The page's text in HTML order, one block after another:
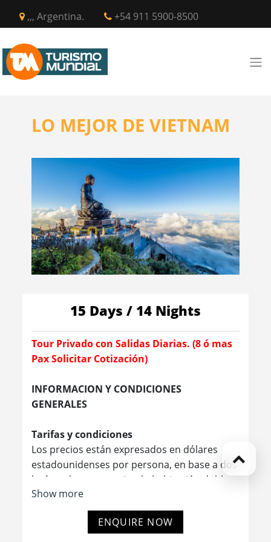
,,, Argentina. +54 911 5900-8500
LO MEJOR DE VIETNAM
15 Days / 14 Nights
Tour Privado con Salidas Diarias. (8 ó mas
Pax Solicitar Cotización)
INFORMACION Y CONDICIONES
GENERALES
Tarifas y condiciones
Los precios están expresados ​​en dólares
estadounidenses por persona, en base a dos
huéspedes compartiendo habitación doble o
twin en los hoteles mencionados. Las tarifas
a continuación no son válidas para Navidad,
Año Nuevo (normalmente del 20 de
Show more
ENQUIRE NOW